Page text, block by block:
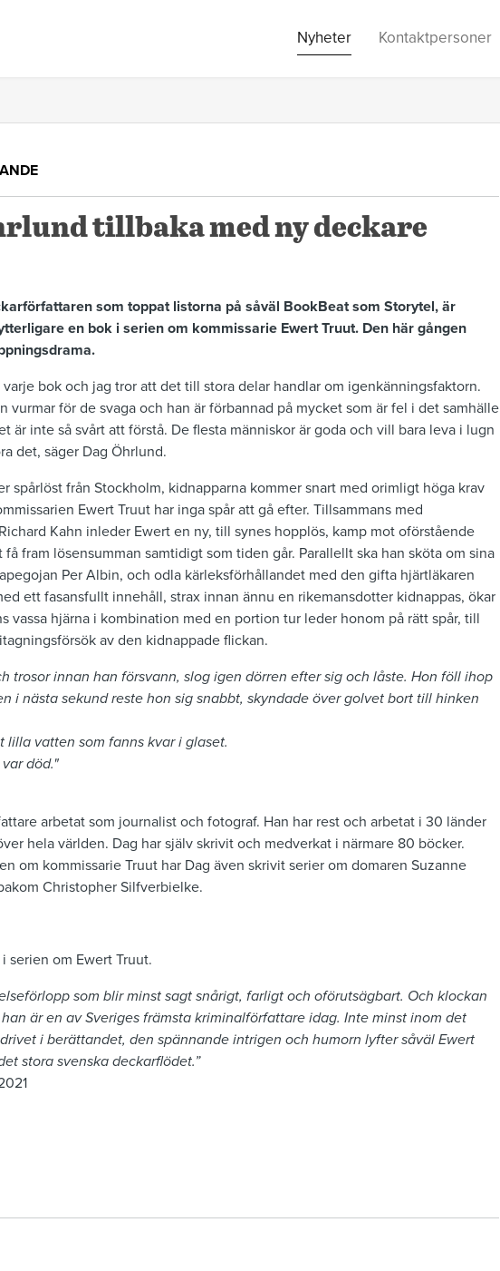
Nyheter Kontaktpersoner
tillbaka med ny deckare
som toppat listorna på såväl BookBeat som Storytel, är
en bok i serien om kommissarie Ewert Truut. Den här gången
bok och jag tror att det till stora delar handlar om igenkänningsfaktorn.
vurmar för de svaga och han är förbannad på mycket som är fel i det samhälle
är inte så svårt att förstå. De flesta människor är goda och vill bara leva i lugn
det, säger Dag Öhrlund.
spårlöst från Stockholm, kidnapparna kommer snart med orimligt höga krav
Ewert Truut har inga spår att gå efter. Tillsammans med
Kahn inleder Ewert en ny, till synes hopplös, kamp mot oförstående
fram lösensumman samtidigt som tiden går. Parallellt ska han sköta om sina
Per Albin, och odla kärleksförhållandet med den gifta hjärtläkaren
ett fasansfullt innehåll, strax innan ännu en rikemansdotter kidnappas, ökar
vassa hjärna i kombination med en portion tur leder honom på rätt spår, till
av den kidnappade flickan.
trosor innan han försvann, slog igen dörren efter sig och låste. Hon föll ihop
i nästa sekund reste hon sig snabbt, skyndade över golvet bort till hinken
vatten som fanns kvar i glaset.
död."
arbetat som journalist och fotograf. Han har rest och arbetat i 30 länder
hela världen. Dag har själv skrivit och medverkat i närmare 80 böcker.
om kommissarie Truut har Dag även skrivit serier om domaren Suzanne
Christopher Silfverbielke.
serien om Ewert Truut.
som blir minst sagt snårigt, farligt och oförutsägbart. Och klockan
är en av Sveriges främsta kriminalförfattare idag. Inte minst inom det
i berättandet, den spännande intrigen och humorn lyfter såväl Ewert
stora svenska deckarflödet.”